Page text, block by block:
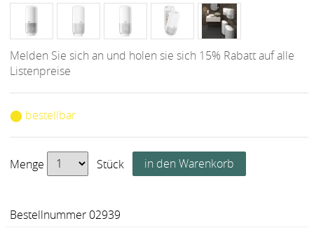
Melden Sie sich an und holen sie sich 15% Rabatt auf alle
Listenpreise
⬤ bestellbar
Menge Stück
Bestellnummer 02939